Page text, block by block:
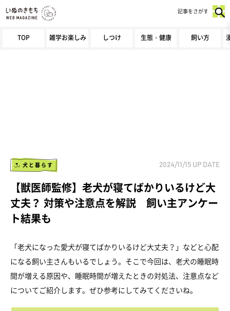
TOP 雑学お楽しみ しつけ 生態・健康 飼い方
記事をさがす
犬と暮らす 2024/11/15 UP DATE
【獣医師監修】老犬が寝てばかりいるけど大
丈夫？ 対策や注意点を解説 飼い主アンケー
ト結果も
「老犬になった愛犬が寝てばかりいるけど大丈夫？」などと心配
になる飼い主さんもいるでしょう。そこで今回は、老犬の睡眠時
間が増える原因や、睡眠時間が増えたときの対処法、注意点など
についてご紹介します。ぜひ参考にしてみてくださいね。